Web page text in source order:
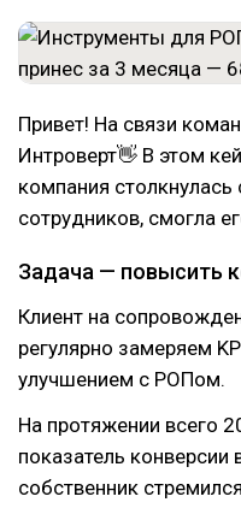
Привет! На связи
Интроверт👋 В этом
компания
сотрудников, смогла
Задача — повысить
Клиент на
регулярно замеряем
улучшением с РОПом.
На протяжении всего
показатель конверсии
собственник